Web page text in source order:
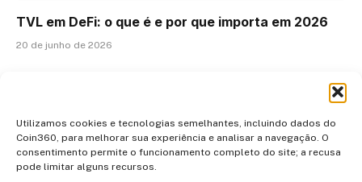
Utilizamos cookies e tecnologias semelhantes, incluindo dados do
Coin360, para melhorar sua experiência e analisar a navegação. O
consentimento permite o funcionamento completo do site; a recusa
pode limitar alguns recursos.
TVL em DeFi: o que é e por que importa em 2026
20 de junho de 2026